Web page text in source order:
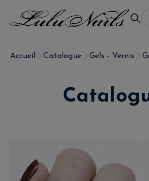
Accueil Catalogue Gels - Vernis